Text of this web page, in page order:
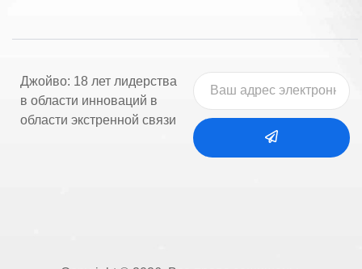
Джойво: 18 лет лидерства
в области инноваций в
области экстренной связи